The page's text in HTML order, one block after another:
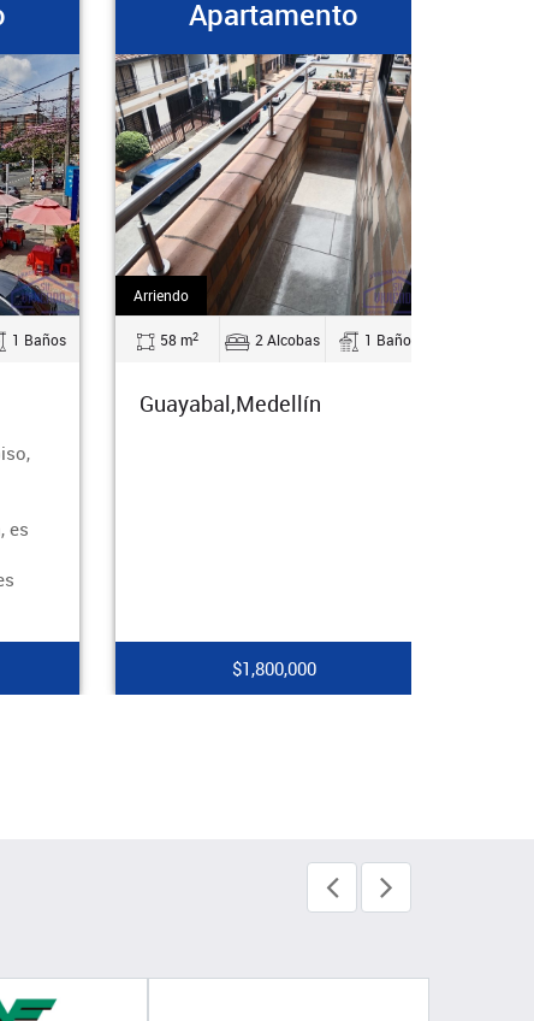
Baños
Apartamento
Arriendo
58 m 2 2 Alcobas 1 Baños
Guayabal,Medellín
$1,800,000